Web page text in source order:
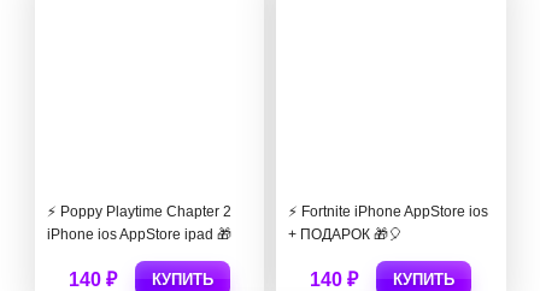
⚡️ Poppy Playtime Chapter 2
iPhone ios AppStore ipad 🎁
140 ₽ КУПИТЬ
⚡️ Fortnite iPhone AppStore ios
+ ПОДАРОК 🎁🎈
140 ₽ КУПИТЬ